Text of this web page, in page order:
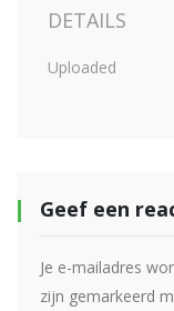
DETAILS
Uploaded
Geef een
Je e-mailadres
zijn gemarkeerd